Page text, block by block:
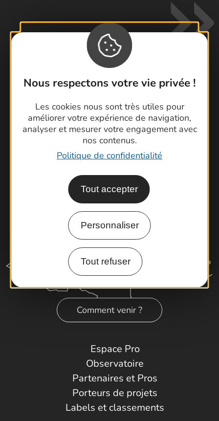
Nous respectons votre vie privée !
Les cookies nous sont très utiles pour
améliorer votre expérience de navigation,
analyser et mesurer votre engagement avec
nos contenus.
Politique de confidentialité
Tout accepter
Personnaliser
Tout refuser
Contactez-nous !
Foire aux questions
Brochures
Cartoguides et Topoguides
Latitude Gard
Comment venir ?
Espace Pro
Observatoire
Partenaires et Pros
Porteurs de projets
Labels et classements